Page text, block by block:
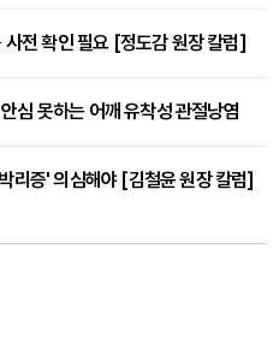
사전 확인 필요 [정도감 원장 칼럼]
못하는 어깨 유착성 관절낭염
리증' 의심해야 [김철윤 원장 칼럼]